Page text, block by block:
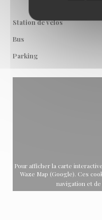
Station de vélos
Bus
Parking
Pour afficher la carte
Waze Map (Google). Ces
navigation et